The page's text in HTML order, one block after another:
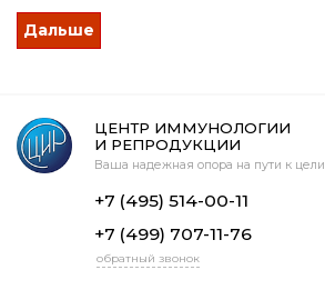
ЦЕНТР ИММУНОЛОГИИ
И РЕПРОДУКЦИИ
Ваша надежная опора на пути к цели
+7 (495) 514-00-11
+7 (499) 707-11-76
обратный звонок